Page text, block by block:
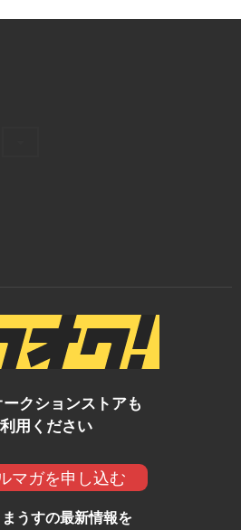
クションストアも
用ください
マガを申し込む
うすの最新情報を